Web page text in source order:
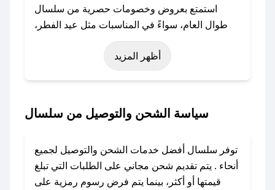
استمتع بعروض وخصومات حصرية من سلسال
طوال العام، سواءً في المناسبات مثل عيد الفطر،
عيد الأضحى، الجمعة البيضاء (شهر نوفمبر)، رمضان،
اليوم الوطني، يوم التأسيس، أو حتى عروض خاصة
باستخدام تطبيق صحصح، يمكنك العثور بسهولة على
تواصل معنا عبر تويتر أو البريد الإلكتروني لإضافته
بسرعة.
أظهر المزيد
سياسة الشحن والتوصيل من سلسال
توفر سلسال أفضل خدمات الشحن والتوصيل لجميع
أنحاء . يتم تقديم شحن مجاني على الطلبات التي تبلغ
قيمتها أو أكثر، بينما يتم فرض رسوم رمزية على